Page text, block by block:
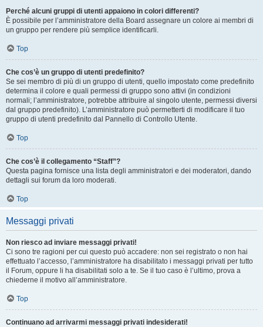
Perché alcuni gruppi di utenti appaiono in colori differenti?
È possibile per l’amministratore della Board assegnare un colore ai membri di
un gruppo per rendere più semplice identificarli.
Top
Che cos’è un gruppo di utenti predefinito?
Se sei membro di più di un gruppo di utenti, quello impostato come predefinito
determina il colore e quali permessi di gruppo sono attivi (in condizioni
normali; l’amministratore, potrebbe attribuire al singolo utente, permessi diversi
dal gruppo predefinito). L’amministratore può permetterti di modificare il tuo
gruppo di utenti predefinito dal Pannello di Controllo Utente.
Top
Che cos’è il collegamento “Staff”?
Questa pagina fornisce una lista degli amministratori e dei moderatori, dando
dettagli sui forum da loro moderati.
Top
Messaggi privati
Non riesco ad inviare messaggi privati!
Ci sono tre ragioni per cui questo può accadere: non sei registrato o non hai
effettuato l’accesso, l’amministratore ha disabilitato i messaggi privati per tutto
il Forum, oppure li ha disabilitati solo a te. Se il tuo caso è l’ultimo, prova a
chiederne il motivo all’amministratore.
Top
Continuano ad arrivarmi messaggi privati indesiderati!